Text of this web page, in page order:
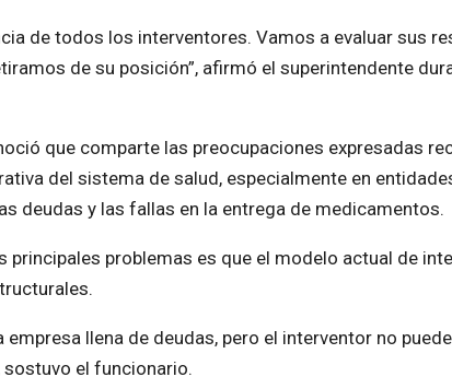
de todos los interventores. Vamos a evaluar sus
de su posición”, afirmó el superintendente
que comparte las preocupaciones expresadas
del sistema de salud, especialmente en
deudas y las fallas en la entrega de medicamentos.
principales problemas es que el modelo actual de
empresa llena de deudas, pero el interventor no
sostuvo el funcionario.